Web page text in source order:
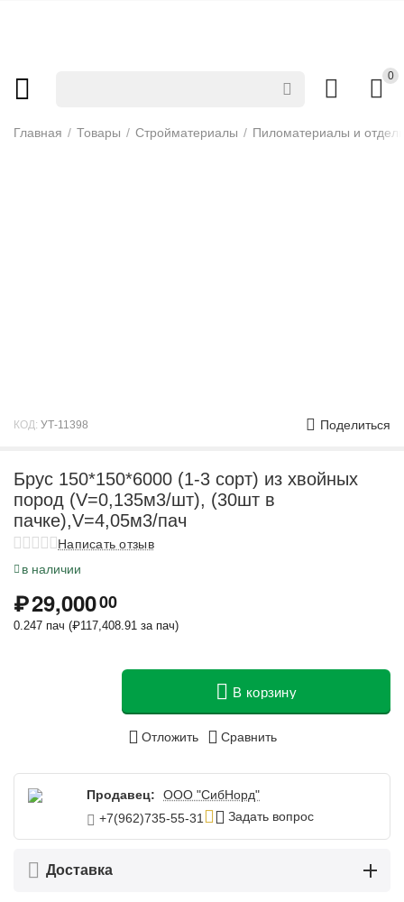
0
Главная / Товары / Стройматериалы / Пиломатериалы и
КОД: УТ-11398 Поделиться
Брус 150*150*6000 (1-3 сорт) из хвойных
пород (V=0,135м3/шт), (30шт в
пачке),V=4,05м3/пач
Написать отзыв
в наличии
₽29,00000
0.247 пач (₽117,408.91 за пач)
В корзину
Отложить Сравнить
Продавец:
ООО "СибНорд"
+7(962)735-55-31
Задать вопрос
Доставка